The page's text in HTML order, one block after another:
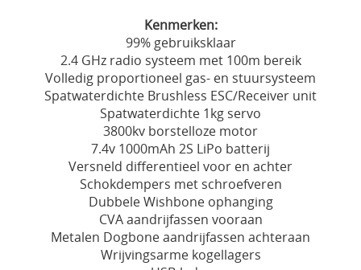
Kenmerken:
99% gebruiksklaar
2.4 GHz radio systeem met 100m bereik
Volledig proportioneel gas- en stuursysteem
Spatwaterdichte Brushless ESC/Receiver unit
Spatwaterdichte 1kg servo
3800kv borstelloze motor
7.4v 1000mAh 2S LiPo batterij
Versneld differentieel voor en achter
Schokdempers met schroefveren
Dubbele Wishbone ophanging
CVA aandrijfassen vooraan
Metalen Dogbone aandrijfassen achteraan
Wrijvingsarme kogellagers